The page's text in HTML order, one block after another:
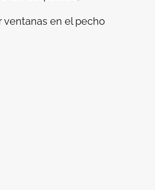
ventanas en el pecho